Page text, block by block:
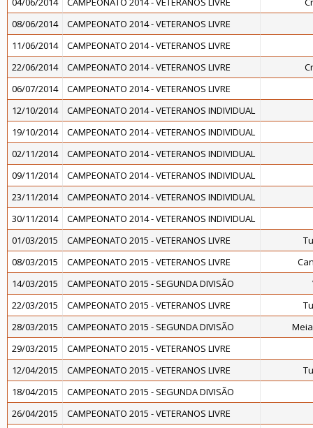
08/06/2014
CAMPEONATO 2014 - VETERANOS LIVRE
11/06/2014
CAMPEONATO 2014 - VETERANOS LIVRE
22/06/2014
CAMPEONATO 2014 - VETERANOS LIVRE
06/07/2014
CAMPEONATO 2014 - VETERANOS LIVRE
12/10/2014
CAMPEONATO 2014 - VETERANOS INDIVIDUAL
19/10/2014
CAMPEONATO 2014 - VETERANOS INDIVIDUAL
02/11/2014
CAMPEONATO 2014 - VETERANOS INDIVIDUAL
09/11/2014
CAMPEONATO 2014 - VETERANOS INDIVIDUAL
23/11/2014
CAMPEONATO 2014 - VETERANOS INDIVIDUAL
30/11/2014
CAMPEONATO 2014 - VETERANOS INDIVIDUAL
01/03/2015
CAMPEONATO 2015 - VETERANOS LIVRE
08/03/2015
CAMPEONATO 2015 - VETERANOS LIVRE
14/03/2015
CAMPEONATO 2015 - SEGUNDA DIVISÃO
22/03/2015
CAMPEONATO 2015 - VETERANOS LIVRE
28/03/2015
CAMPEONATO 2015 - SEGUNDA DIVISÃO
29/03/2015
CAMPEONATO 2015 - VETERANOS LIVRE
12/04/2015
CAMPEONATO 2015 - VETERANOS LIVRE
18/04/2015
CAMPEONATO 2015 - SEGUNDA DIVISÃO
26/04/2015
CAMPEONATO 2015 - VETERANOS LIVRE